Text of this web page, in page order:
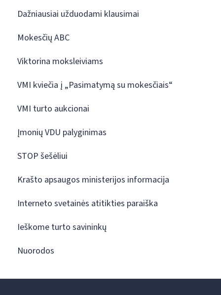
Dažniausiai užduodami klausimai
Mokesčių ABC
Viktorina moksleiviams
VMI kviečia į „Pasimatymą su mokesčiais“
VMI turto aukcionai
Įmonių VDU palyginimas
STOP šešėliui
Krašto apsaugos ministerijos informacija
Interneto svetainės atitikties paraiška
Ieškome turto savininkų
Nuorodos